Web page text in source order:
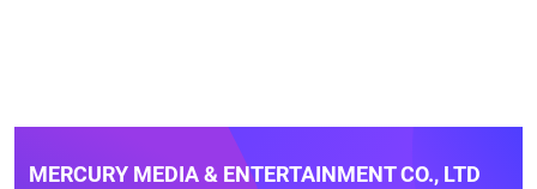
MERCURY MEDIA & ENTERTAINMENT CO., LTD